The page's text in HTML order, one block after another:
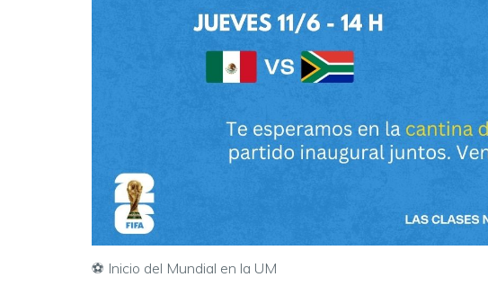
⚽ Inicio del Mundial en la UM